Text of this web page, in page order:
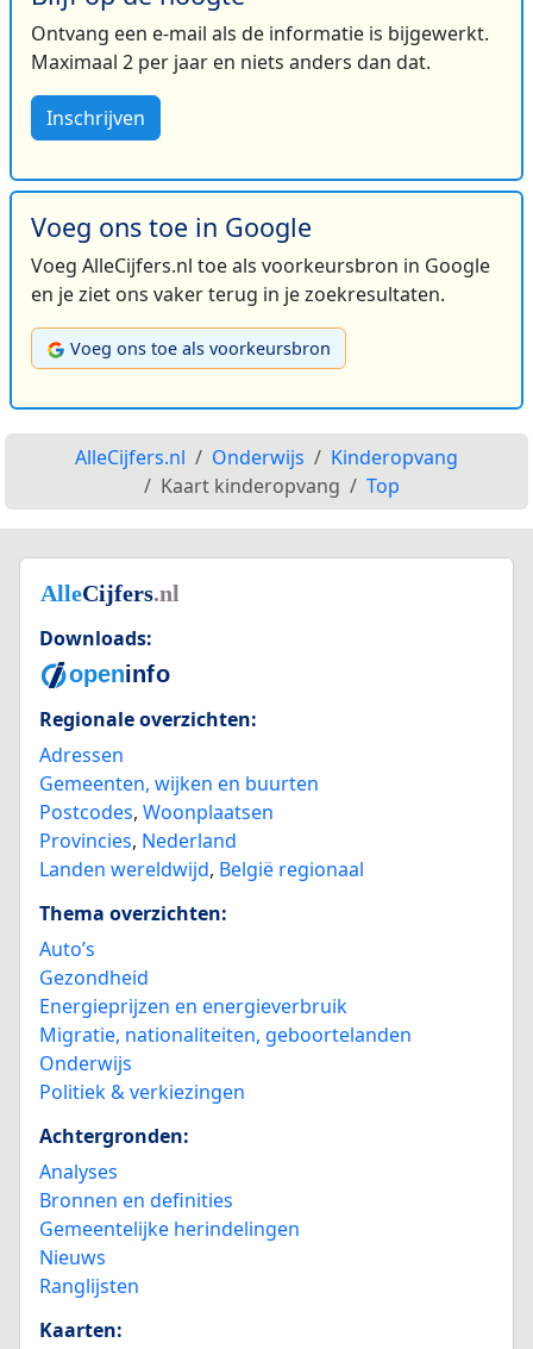
Ontvang een e-mail als de informatie is bijgewerkt.
Maximaal 2 per jaar en niets anders dan dat.
Inschrijven
Voeg ons toe in Google
Voeg AlleCijfers.nl toe als voorkeursbron in Google
en je ziet ons vaker terug in je zoekresultaten.
Voeg ons toe als voorkeursbron
AlleCijfers.nl Onderwijs
Kinderopvang
Kaart kinderopvang
Top
Downloads:
Regionale overzichten:
Adressen
Gemeenten, wijken en buurten
Postcodes, Woonplaatsen
Provincies, Nederland
Landen wereldwijd, België regionaal
Thema overzichten:
Auto’s
Gezondheid
Energieprijzen en energieverbruik
Migratie, nationaliteiten, geboortelanden
Onderwijs
Politiek & verkiezingen
Achtergronden:
Analyses
Bronnen en definities
Gemeentelijke herindelingen
Nieuws
Ranglijsten
Kaarten: